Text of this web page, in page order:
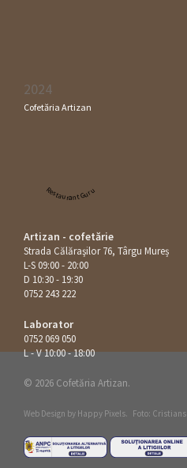
2024
Cofetăria Artizan
Restaurant Guru
Artizan - cofetărie
Strada Călăraşilor 76, Târgu Mureș
L-S 09:00 - 20:00
D 10:30 - 19:30
0752 243 222
Laborator
0752 069 050
L - V 10:00 - 18:00
© 2026 Cofetăria Artizan.
Web Design by Happy Pixels. Foto: Cristians